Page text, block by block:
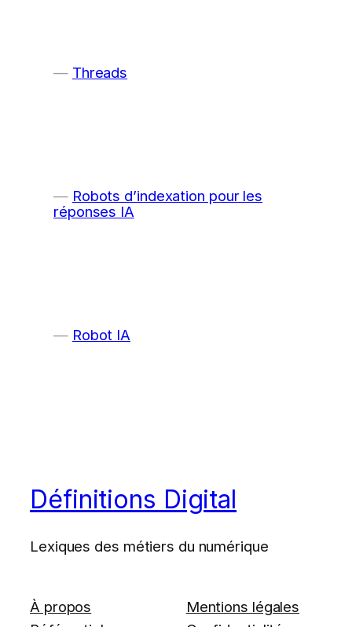
Threads
Robots d’indexation pour les
réponses IA
Robot IA
Définitions Digital
Lexiques des métiers du numérique
À propos
Mentions légales